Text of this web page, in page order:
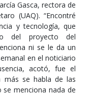
Gasca, rectora de
(UAQ). “Encontré
y tecnología, que
del proyecto del
ni se le da un
en el noticiario
acotó, fue el
más se habla de las
se menciona nada de